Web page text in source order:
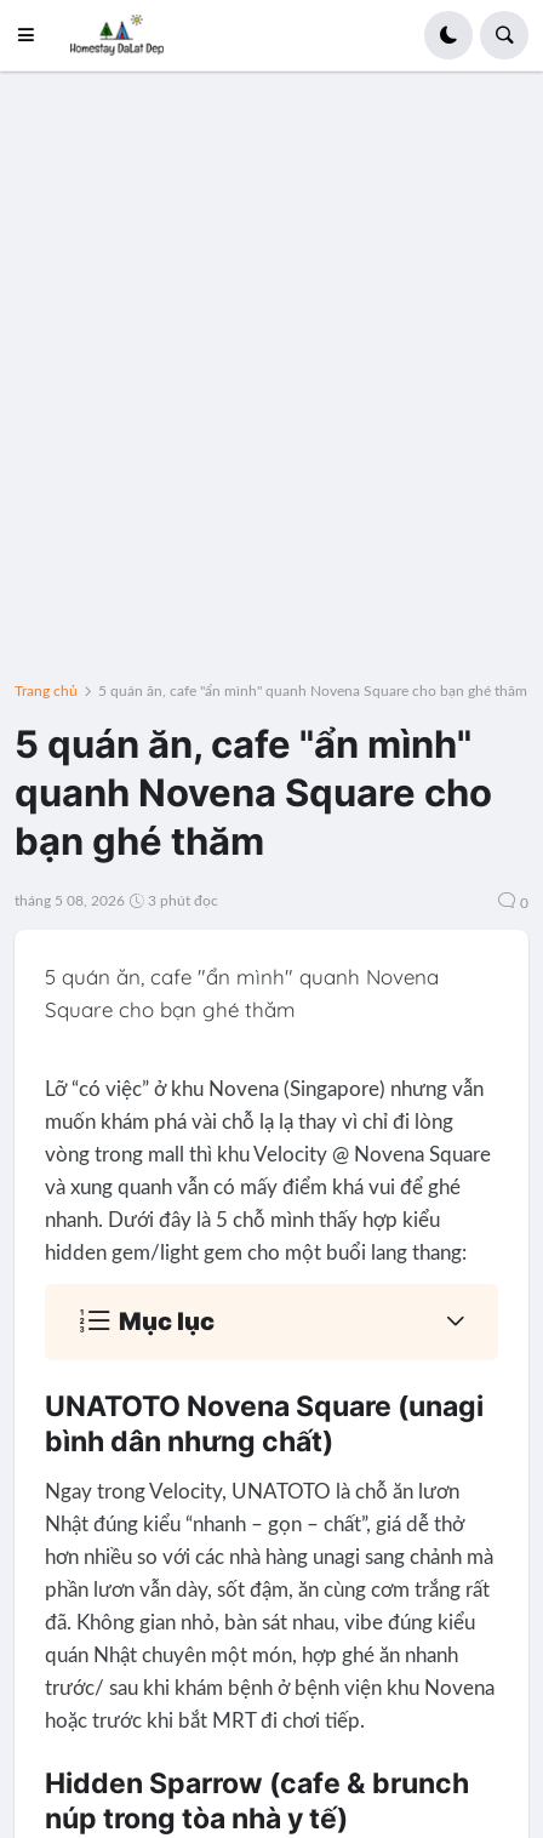
Trang chủ 5 quán ăn, cafe "ẩn mình" quanh Novena Square cho bạn ghé thăm
5 quán ăn, cafe "ẩn mình"
quanh Novena Square cho
bạn ghé thăm
tháng 5 08, 2026 3 phút đọc 0
5 quán ăn, cafe "ẩn mình" quanh Novena
Square cho bạn ghé thăm
Lỡ “có việc” ở khu Novena (Singapore) nhưng vẫn
muốn khám phá vài chỗ lạ lạ thay vì chỉ đi lòng
vòng trong mall thì khu Velocity @ Novena Square
và xung quanh vẫn có mấy điểm khá vui để ghé
nhanh. Dưới đây là 5 chỗ mình thấy hợp kiểu
hidden gem/light gem cho một buổi lang thang:
Mục lục
UNATOTO Novena Square (unagi
bình dân nhưng chất)
Ngay trong Velocity, UNATOTO là chỗ ăn lươn
Nhật đúng kiểu “nhanh – gọn – chất”, giá dễ thở
hơn nhiều so với các nhà hàng unagi sang chảnh mà
phần lươn vẫn dày, sốt đậm, ăn cùng cơm trắng rất
đã. Không gian nhỏ, bàn sát nhau, vibe đúng kiểu
quán Nhật chuyên một món, hợp ghé ăn nhanh
trước/ sau khi khám bệnh ở bệnh viện khu Novena
hoặc trước khi bắt MRT đi chơi tiếp.
Hidden Sparrow (cafe & brunch
núp trong tòa nhà y tế)